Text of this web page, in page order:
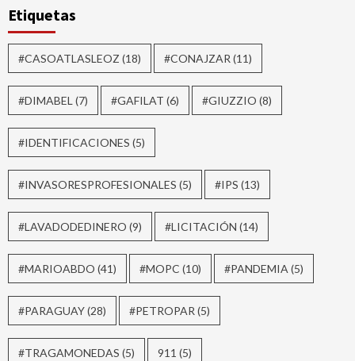
Etiquetas
#CASOATLASLEOZ (18) #CONAJZAR(11)
#DIMABEL(7) #GAFILAT (6) #GIUZZIO (8)
#IDENTIFICACIONES (5)
#INVASORESPROFESIONALES (5) #IPS (13)
#LAVADODEDINERO (9) #LICITACIÓN (14)
#MARIOABDO (41) #MOPC (10) #PANDEMIA(5)
#PARAGUAY(28) #PETROPAR(5)
#TRAGAMONEDAS (5) 911 (5)